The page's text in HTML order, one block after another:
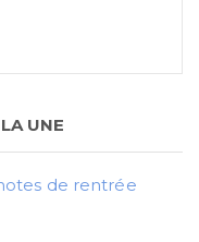
UNE
de rentrée